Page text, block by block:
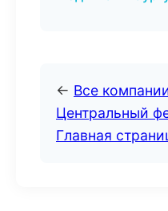
← Все
Центральный
Главная